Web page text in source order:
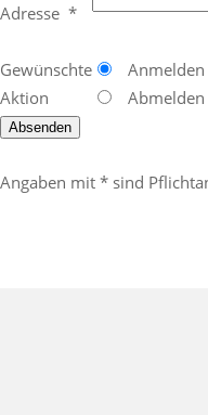
Adresse *
Gewünschte
Aktion
Anmelden
Abmelden
Angaben mit * sind